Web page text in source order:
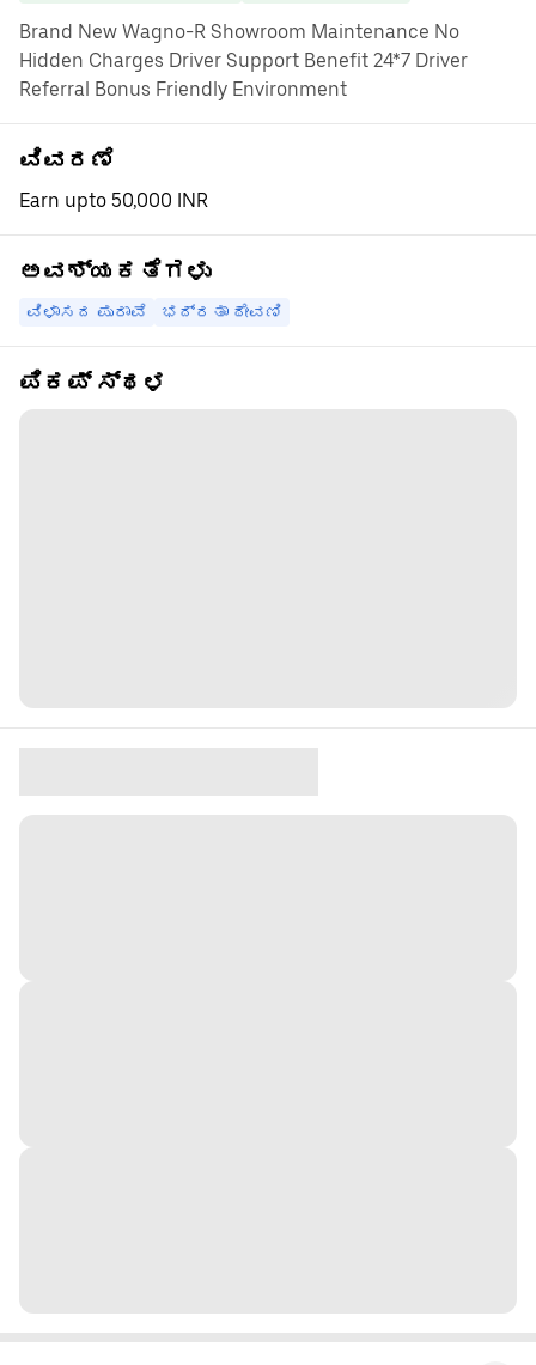
Brand New Wagno-R Showroom Maintenance No
Hidden Charges Driver Support Benefit 24*7 Driver
Referral Bonus Friendly Environment
ವಿವರಣೆ
Earn upto 50,000 INR
ಅವಶ್ಯಕತೆಗಳು
ವಿಳಾಸದ ಪುರಾವೆ ಭದ್ರತಾ ಠೇವಣಿ
ಪಿಕಪ್ ಸ್ಥಳ